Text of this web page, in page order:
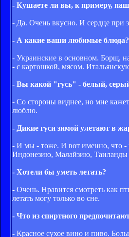
- Кушаете ли вы, к примеру,
- Да. Очень вкусно. И сердце при
- А какие ваши любимые блюда?
- Украинские в основном. Борщ,
- с картошкой, мясом.
- Вы какой "гусь" - белый,
- Со стороны виднее, но мне
люблю.
- Дикие гуси зимой улетают в
- И мы - тоже. И вот именно, что -
Индонезию, Малайзию, Таиланды
- Хотели бы уметь летать?
- Очень. Нравится смотреть как
летать могу только во сне.
- Что из спиртного
- Красное сухое вино и пиво.